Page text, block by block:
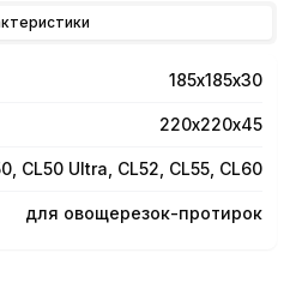
185х185х30
220х220х45
CL50 Ultra, CL52, CL55, CL60
для овощерезок-протирок